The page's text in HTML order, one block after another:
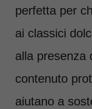
perfetta per
ai classici
alla presenza
contenuto
aiutano a